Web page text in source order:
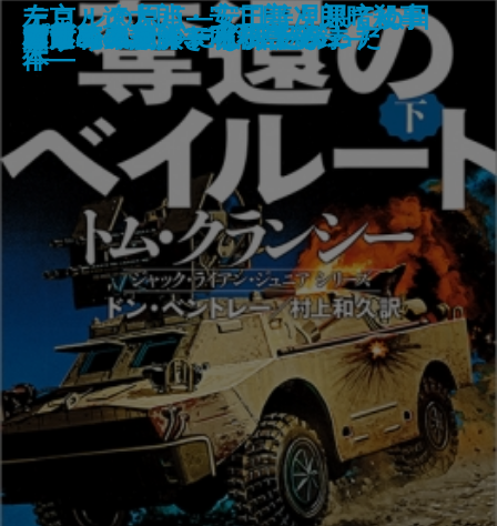
占
名探偵のはらわた
画家とモデル―宿命の出会い―
文豪ナビ 遠藤周作
影に対して―母をめぐる物語―
近鉄特急殺人事件
死神の棋譜
鏡影劇場〔上〕
鏡影劇場〔下〕
奪還のベイルート〔上〕
奪還のベイルート〔下〕
幽世の薬剤師3
人形島の殺人―呪殺島秘録―
テロルの原点―安田善次郎暗殺事
件―
雪月花―謎解き私小説―
プロジェクト・インソムニア
左京・遼太郎・安二郎 見果てぬ日
本
村田エフェンディ滞土録
コラムニストになりたかった
みずうみ